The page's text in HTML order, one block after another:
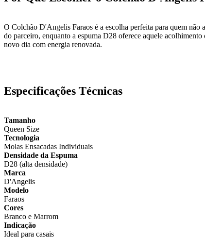
O Colchão D'Angelis Faraos é a escolha perfeita para quem não
do parceiro, enquanto a espuma D28 oferece aquele
novo dia com energia renovada.
Especificações Técnicas
Tamanho
Queen Size
Tecnologia
Molas Ensacadas Individuais
Densidade da Espuma
D28 (alta densidade)
Marca
D'Angelis
Modelo
Faraos
Cores
Branco e Marrom
Indicação
Ideal para casais